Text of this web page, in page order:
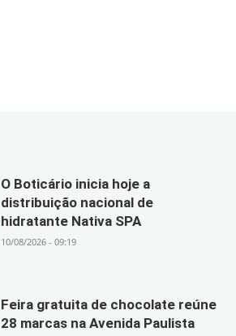
O Boticário inicia hoje a
distribuição nacional de
hidratante Nativa SPA
10/08/2026 - 09:19
Feira gratuita de chocolate reúne
28 marcas na Avenida Paulista